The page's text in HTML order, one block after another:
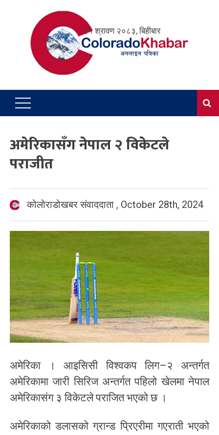
२१ श्रावण २०८३, बिहीबार
अमेरिकासँग नेपाल २ विकेटले
पराजीत
कोलोराडोखबर संवाददाता , October 28th, 2024
अमेरिका । आइसिसी विश्वकप लिग–२ अन्तर्गत
अमेरिकामा जारी सिरिज अन्तर्गत पहिलो खेलमा नेपाल
अमेरिकासंग ३ विकेटले पराजित भएको छ ।
अमेरिकाको डलासको ग्रान्ड प्रिएरीमा गएराती भएको